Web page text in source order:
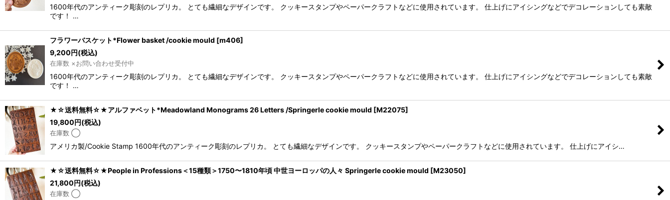
1600年代のアンティーク彫刻のレプリカ。 とても繊細なデザインです。 クッキースタンプやペーパークラフトなどに使用されています。 仕上げにアイシングなどでデコレーションしても素敵
です！ …
フラワーバスケット*Flower basket /cookie mould [m406]
9,200円(税込)
在庫数 ×お問い合わせ受付中
1600年代のアンティーク彫刻のレプリカ。 とても繊細なデザインです。 クッキースタンプやペーパークラフトなどに使用されています。 仕上げにアイシングなどでデコレーションしても素敵
です！ …
★☆送料無料☆★アルファベット*Meadowland Monograms 26 Letters /Springerle cookie mould [M22075]
19,800円(税込)
在庫数 ◯
アメリカ製/Cookie Stamp 1600年代のアンティーク彫刻のレプリカ。 とても繊細なデザインです。 クッキースタンプやペーパークラフトなどに使用されています。 仕上げにアイシ…
★☆送料無料☆★People in Professions＜15種類＞1750〜1810年頃 中世ヨーロッパの人々 Springerle cookie mould [M23050]
21,800円(税込)
在庫数 ◯